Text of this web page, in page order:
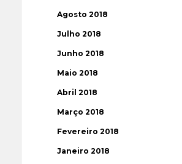
Agosto 2018
Julho 2018
Junho 2018
Maio 2018
Abril 2018
Março 2018
Fevereiro 2018
Janeiro 2018